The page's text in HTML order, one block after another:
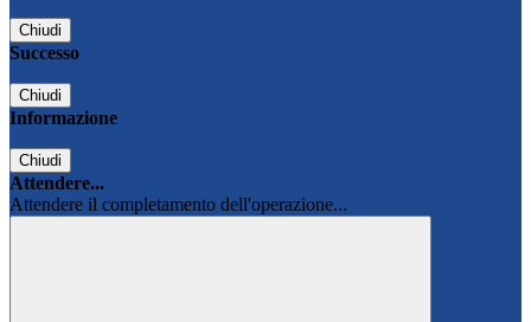
Chiudi
Successo
Chiudi
Informazione
Chiudi
Attendere...
Attendere il completamento dell'operazione...